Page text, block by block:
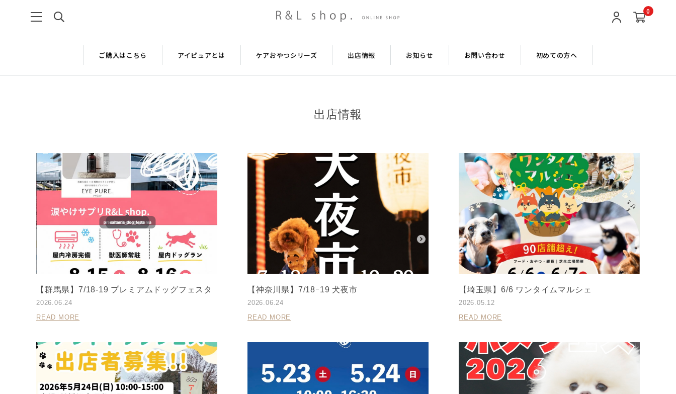
0
ご購入はこちら アイピュアとは ケアおやつシリーズ 出店情報 お知らせ お問い合わせ 初めての方へ
出店情報
【群馬県】7/18-19 プレミアムドッグフェスタ
2026.06.24
READ MORE
【神奈川県】7/18ｰ19 犬夜市
2026.06.24
READ MORE
【埼玉県】6/6 ワンタイムマルシェ
2026.05.12
READ MORE